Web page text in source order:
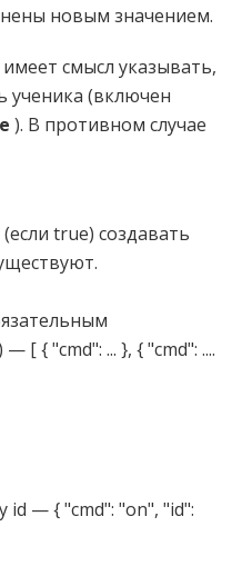
новым значением.
смысл указывать,
ученика (включен
). В противном случае
true) создавать
— [ { "cmd": ... }, { "cmd": ....
id — { "cmd": "on", "id":